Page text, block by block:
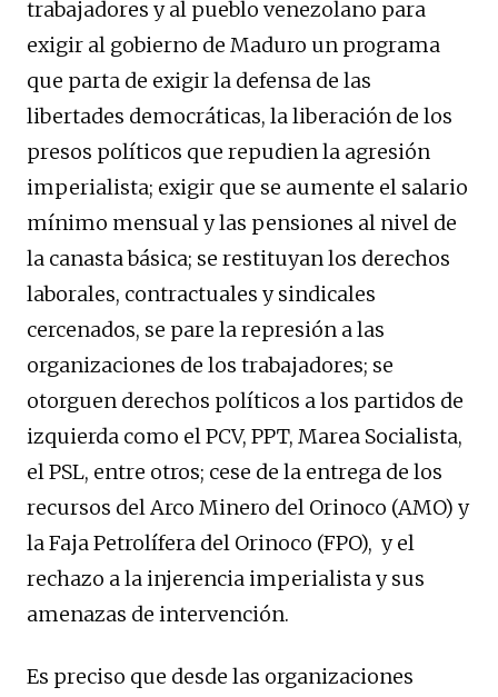
trabajadores y al pueblo venezolano para
exigir al gobierno de Maduro un programa
que parta de exigir la defensa de las
libertades democráticas, la liberación de los
presos políticos que repudien la agresión
imperialista; exigir que se aumente el salario
mínimo mensual y las pensiones al nivel de
la canasta básica; se restituyan los derechos
laborales, contractuales y sindicales
cercenados, se pare la represión a las
organizaciones de los trabajadores; se
otorguen derechos políticos a los partidos de
izquierda como el PCV, PPT, Marea Socialista,
el PSL, entre otros; cese de la entrega de los
recursos del Arco Minero del Orinoco (AMO) y
la Faja Petrolífera del Orinoco (FPO), y el
rechazo a la injerencia imperialista y sus
amenazas de intervención.
Es preciso que desde las organizaciones